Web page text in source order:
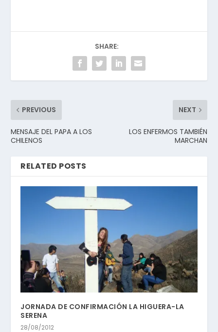
diste…
SHARE:
PREVIOUS
MENSAJE DEL PAPA A LOS
CHILENOS
NEXT
LOS ENFERMOS TAMBIÉN
MARCHAN
RELATED POSTS
JORNADA DE CONFIRMACIÓN LA HIGUERA-LA
SERENA
28/08/2012